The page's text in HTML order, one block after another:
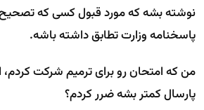
نوشته بشه که مورد قبول کسی که تصحیح
پاسخنامه وزارت تطابق داشته باشه.
من که امتحان رو برای ترمیم شرکت کردم،
پارسال کمتر بشه ضرر کردم؟